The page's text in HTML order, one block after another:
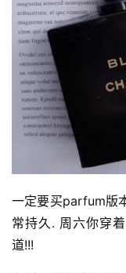
一定要买parfum版
常持久. 周六你穿
道!!!